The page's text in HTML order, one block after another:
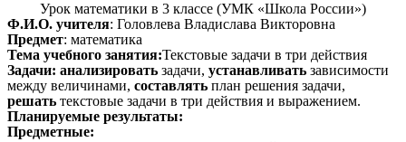
Урок математики в 3 классе (УМК «Школа России»)
Ф.И.О. учителя: Головлева Владислава Викторовна
Предмет: математика
Тема учебного занятия:Текстовые задачи в три действия
Задачи: анализировать задачи, устанавливать зависимости
между величинами, составлять план решения задачи,
решать текстовые задачи в три действия и выражением.
Планируемые результаты:
Предметные: